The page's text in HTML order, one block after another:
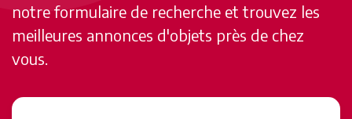
notre formulaire de recherche et trouvez les
meilleures annonces d'objets près de chez
vous.